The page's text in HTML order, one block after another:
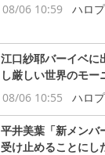
08/06 10:59
ハロ
江口紗耶バーイベに
し厳しい世界のモ
08/06 10:55
ハロ
平井美葉「新メンバ
受け止めることにし